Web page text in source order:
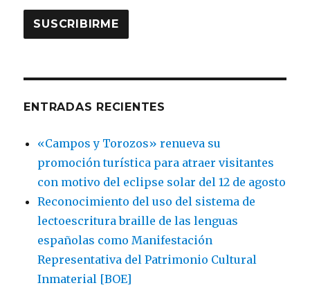
ENTRADAS RECIENTES
«Campos y Torozos» renueva su
promoción turística para atraer visitantes
con motivo del eclipse solar del 12 de agosto
Reconocimiento del uso del sistema de
lectoescritura braille de las lenguas
españolas como Manifestación
Representativa del Patrimonio Cultural
Inmaterial [BOE]